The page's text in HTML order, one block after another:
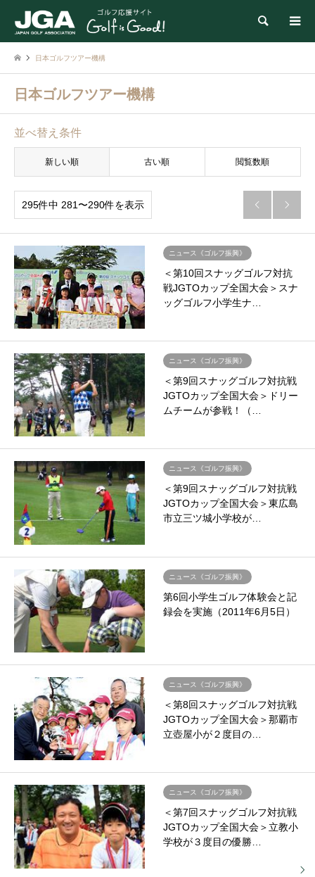
検索
日本ゴルフツアー機構
日本ゴルフツアー機構
並べ替え条件
新しい順 古い順 閲覧数順
295件中 281〜290件を表示  
ニュース《ゴルフ振興》
＜第10回スナッグゴルフ対抗
戦JGTOカップ全国大会＞スナ
ッグゴルフ小学生ナ…
ニュース《ゴルフ振興》
＜第9回スナッグゴルフ対抗戦
JGTOカップ全国大会＞ドリー
ムチームが参戦！（…
ニュース《ゴルフ振興》
＜第9回スナッグゴルフ対抗戦
JGTOカップ全国大会＞東広島
市立三ツ城小学校が…
ニュース《ゴルフ振興》
第6回小学生ゴルフ体験会と記
録会を実施（2011年6月5日）
ニュース《ゴルフ振興》
＜第8回スナッグゴルフ対抗戦
JGTOカップ全国大会＞那覇市
立壺屋小が２度目の…
ニュース《ゴルフ振興》
＜第7回スナッグゴルフ対抗戦
JGTOカップ全国大会＞立教小
学校が３度目の優勝…